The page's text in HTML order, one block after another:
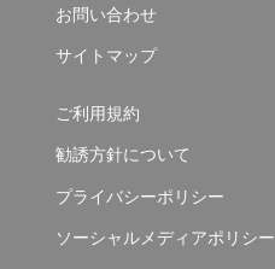
お問い合わせ
サイトマップ
ご利用規約
勧誘方針について
プライバシーポリシー
ソーシャルメディアポリシー